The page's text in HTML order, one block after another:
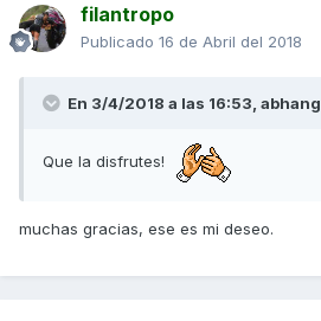
filantropo
Publicado 16 de Abril del 2018
En 3/4/2018 a las 16:53, abhang
Que la disfrutes!
muchas gracias, ese es mi deseo.